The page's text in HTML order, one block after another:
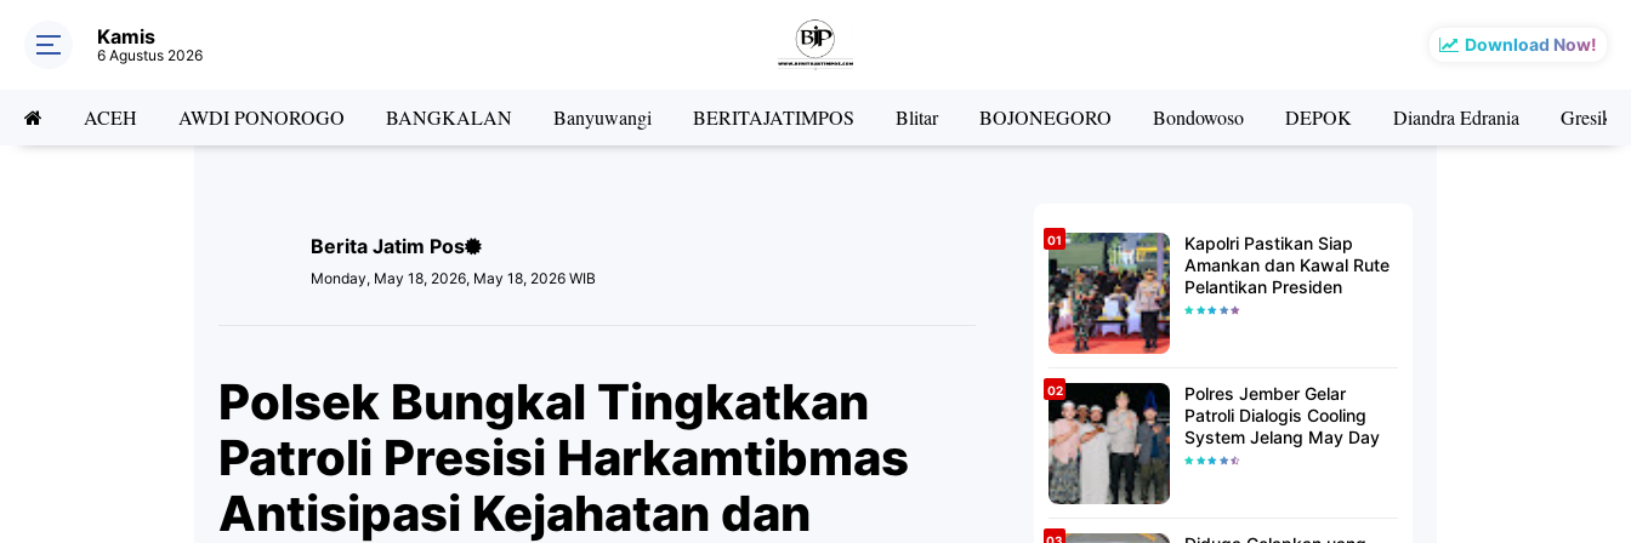
Download Now!
Kamis
6 Agustus 2026
ACEH AWDI PONOROGO BANGKALAN Banyuwangi BERITAJATIMPOS Blitar BOJONEGORO Bondowoso DEPOK Diandra Edrania Gresik
Berita Jatim Pos
Monday, May 18, 2026, May 18, 2026 WIB
Polsek Bungkal Tingkatkan
Patroli Presisi Harkamtibmas
Antisipasi Kejahatan dan
Kapolri Pastikan Siap
Amankan dan Kawal Rute
Pelantikan Presiden
Polres Jember Gelar
Patroli Dialogis Cooling
System Jelang May Day